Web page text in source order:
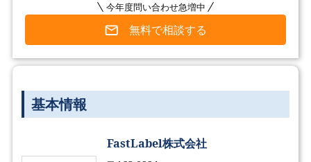
今年度問い合わせ急増中
無料で相談する
基本情報
FastLabel株式会社